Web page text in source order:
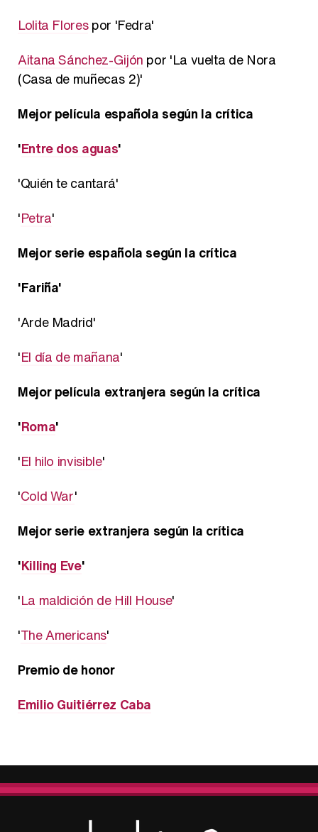
Lolita Florespor 'Fedra'
Aitana Sánchez-Gijón por 'La vuelta de Nora
(Casa de muñecas 2)'
Mejor película española según la crítica
'Entre dos aguas'
'Quién te cantará'
'Petra'
Mejor serie española según la crítica
'Fariña'
'Arde Madrid'
'El día de mañana'
Mejor película extranjera según la crítica
'Roma'
'El hilo invisible'
'Cold War'
Mejor serie extranjera según la crítica
'Killing Eve'
'La maldición de Hill House'
'The Americans'
Premio de honor
Emilio Guitiérrez Caba